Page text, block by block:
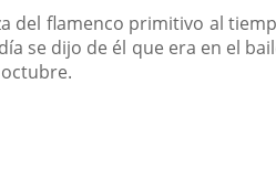
del flamenco primitivo al
se dijo de él que era en el